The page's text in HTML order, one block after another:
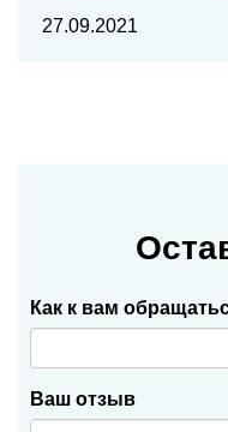
27.09.2021
Как к вам
Ваш отзыв